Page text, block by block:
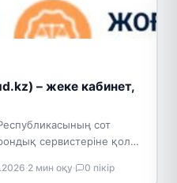
– жеке кабинет,
сот
сервистеріне қол
бірыңғай цифрлық
·2 мин оқу· 0 пікір